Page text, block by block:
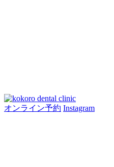
オンライン予約 Instagram